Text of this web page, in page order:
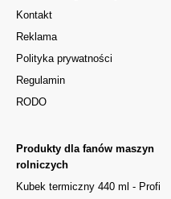
Kontakt
Reklama
Polityka prywatności
Regulamin
RODO
Produkty dla fanów maszyn
rolniczych
Kubek termiczny 440 ml - Profi